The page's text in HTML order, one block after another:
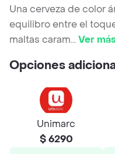
Una cerveza de color
equilibro entre el
maltas caram...Ver
Opciones
Unimarc
$ 6290